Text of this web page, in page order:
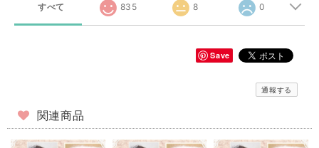
すべて 835 8 0
Save
通報する
関連商品